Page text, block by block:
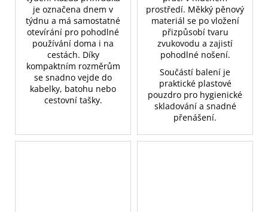
je označena dnem v
týdnu a má samostatné
otevírání pro pohodlné
používání doma i na
cestách. Díky
kompaktním rozměrům
se snadno vejde do
kabelky, batohu nebo
cestovní tašky.
prostředí. Měkký pěnový
materiál se po vložení
přizpůsobí tvaru
zvukovodu a zajistí
pohodlné nošení.
Součástí balení je
praktické plastové
pouzdro pro hygienické
skladování a snadné
přenášení.